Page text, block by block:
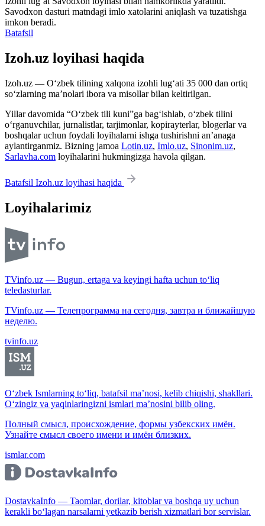
Savodxon dasturi matndagi imlo xatolarini aniqlash va tuzatishga
imkon beradi.
Batafsil
Izoh.uz loyihasi haqida
Izoh.uz — O‘zbek tilining xalqona izohli lug‘ati 35 000 dan ortiq
so‘zlarning ma’nolari ibora va misollar bilan keltirilgan.
Yillar davomida “O‘zbek tili kuni”ga bag‘ishlab, o‘zbek tilini
o‘rganuvchilar, jurnalistlar, tarjimonlar, kopirayterlar, blogerlar va
boshqalar uchun foydali loyihalarni ishga tushirishni an’anaga
aylantirganmiz. Bizning jamoa Lotin.uz, Imlo.uz, Sinonim.uz,
Sarlavha.com loyihalarini hukmingizga havola qilgan.
Batafsil Izoh.uz loyihasi haqida
Loyihalarimiz
TVinfo.uz — Bugun, ertaga va keyingi hafta uchun to‘liq
teledasturlar.
TVinfo.uz — Телепрограмма на сегодня, завтра и ближайшую
неделю.
tvinfo.uz
O‘zbek Ismlarning to‘liq, batafsil ma’nosi, kelib chiqishi, shakllari.
O‘zingiz va yaqinlaringizni ismlari ma’nosini bilib oling.
Полный смысл, происхождение, формы узбекских имён.
Узнайте смысл своего имени и имён близких.
ismlar.com
DostavkaInfo — Taomlar, dorilar, kitoblar va boshqa uy uchun
kerakli bo‘lagan narsalarni yetkazib berish xizmatlari bor servislar.